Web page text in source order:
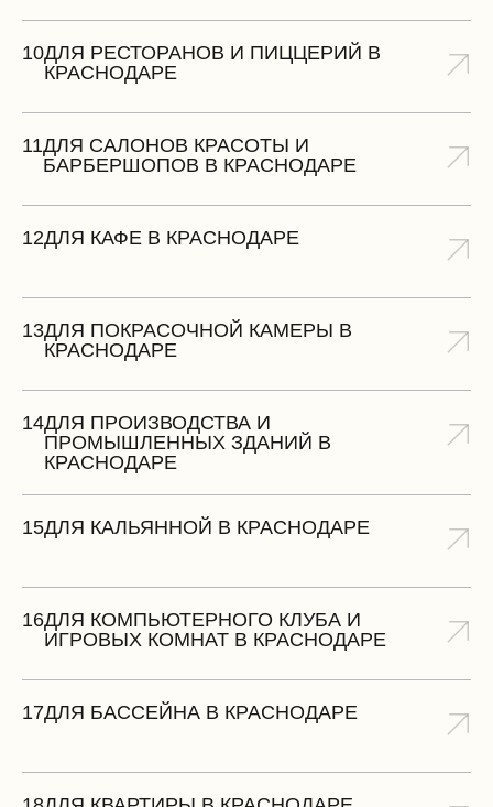
10ДЛЯ РЕСТОРАНОВ И ПИЦЦЕРИЙ В
КРАСНОДАРЕ
11ДЛЯ САЛОНОВ КРАСОТЫ И
БАРБЕРШОПОВ В КРАСНОДАРЕ
12ДЛЯ КАФЕ В КРАСНОДАРЕ
13ДЛЯ ПОКРАСОЧНОЙ КАМЕРЫ В
КРАСНОДАРЕ
14ДЛЯ ПРОИЗВОДСТВА И
ПРОМЫШЛЕННЫХ ЗДАНИЙ В
КРАСНОДАРЕ
15ДЛЯ КАЛЬЯННОЙ В КРАСНОДАРЕ
16ДЛЯ КОМПЬЮТЕРНОГО КЛУБА И
ИГРОВЫХ КОМНАТ В КРАСНОДАРЕ
17ДЛЯ БАССЕЙНА В КРАСНОДАРЕ